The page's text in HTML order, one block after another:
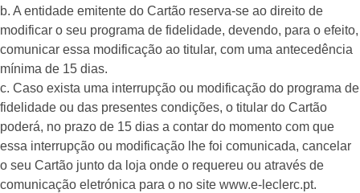
b. A entidade emitente do Cartão reserva-se ao direito de
modificar o seu programa de fidelidade, devendo, para o efeito,
comunicar essa modificação ao titular, com uma antecedência
mínima de 15 dias.
c. Caso exista uma interrupção ou modificação do programa de
fidelidade ou das presentes condições, o titular do Cartão
poderá, no prazo de 15 dias a contar do momento com que
essa interrupção ou modificação lhe foi comunicada, cancelar
o seu Cartão junto da loja onde o requereu ou através de
comunicação eletrónica para o no site www.e-leclerc.pt.